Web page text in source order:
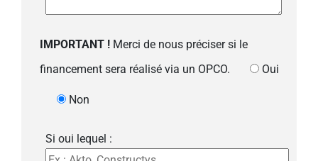
IMPORTANT ! Merci de nous préciser si le
financement sera réalisé via un OPCO.
Oui
Non
Si oui lequel :